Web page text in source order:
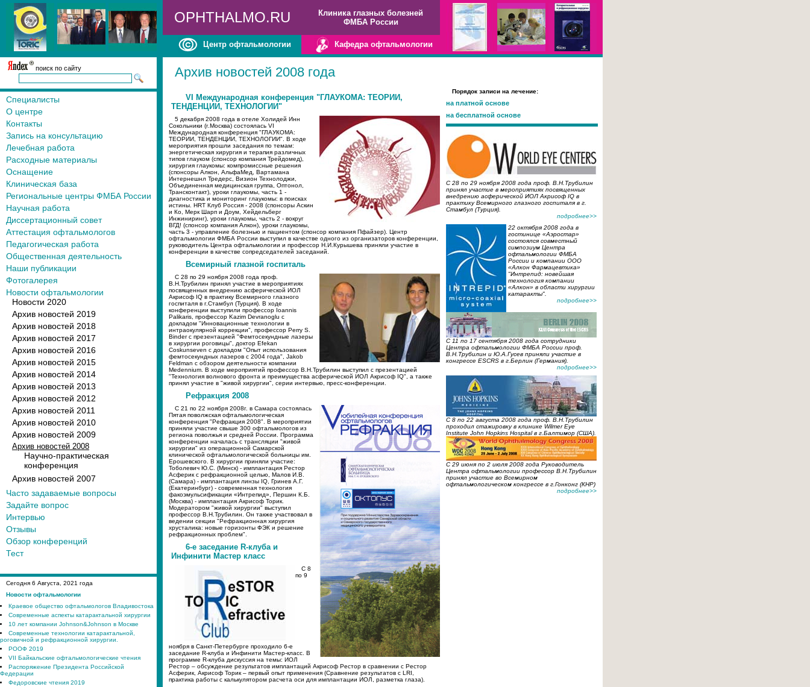
OPHTHALMO.RU
Клиника глазных болезней
ФМБА России
Центр офтальмологии Кафедра офтальмологии
поиск по сайту
Специалисты
О центре
Контакты
Запись на консультацию
Лечебная работа
Расходные материалы
Оснащение
Клиническая база
Региональные центры ФМБА России
Научная работа
Диссертационный совет
Аттестация офтальмологов
Педагогическая работа
Общественная деятельность
Наши публикации
Фотогалерея
Новости офтальмологии
Новости 2020
Архив новостей 2019
Архив новостей 2018
Архив новостей 2017
Архив новостей 2016
Архив новостей 2015
Архив новостей 2014
Архив новостей 2013
Архив новостей 2012
Архив новостей 2011
Архив новостей 2010
Архив новостей 2009
Архив новостей 2008
Научно-практическая
конференция
Архив новостей 2007
Часто задаваемые вопросы
Задайте вопрос
Интервью
Отзывы
Обзор конференций
Тест
Сегодня 6 Августа, 2021 года
Новости офтальмологии
Краевое общество офтальмологов Владивостока
Современные аспекты катарактальной хирургии
10 лет компании Johnson&Johnson в Москве
Современные технологии катарактальной,
роговичной и рефракционной хирургии.
РООФ 2019
VII Байкальские офтальмологические чтения
Распоряжение Президента Российской
Федерации
Федоровские чтения 2019
Архив новостей 2008 года
VI Международная конференция "ГЛАУКОМА: ТЕОРИИ,
ТЕНДЕНЦИИ, ТЕХНОЛОГИИ"
5 декабря 2008 года в отеле Холидей Инн
Сокольники (г.Москва) состоялась VI
Международная конференция "ГЛАУКОМА:
ТЕОРИИ, ТЕНДЕНЦИИ, ТЕХНОЛОГИИ". В ходе
мероприятия прошли заседания по темам:
энергетическая хирургия и терапия различных
типов глауком (спонсор компания Трейдомед),
хирургия глаукомы: компромиссные решения
(спонсоры Алкон, АльфаМед, Вартамана
Интернешнл Тредерс, Визион Технолоджи,
Объединенная медицинская группа, Оптонол,
Трансконтакт), уроки глаукомы, часть 1 -
диагностика и мониторинг глаукомы: в поисках
истины. HRT Клуб Россия - 2008 (спонсоры Аскин
и Ко, Мерк Шарп и Доум, Хейдельберг
Инжиниринг), уроки глаукомы, часть 2 - вокруг
ВГД! (спонсор компания Алкон), уроки глаукомы,
часть 3 - управление болезнью и пациентом (спонсор компания Пфайзер). Центр
офтальмологии ФМБА России выступил в качестве одного из организаторов конференции,
руководитель Центра офтальмологии и профессор Н.И.Курышева приняли участие в
конференции в качестве сопредседателей заседаний.
Всемирный глазной госпиталь
C 28 по 29 ноября 2008 года проф.
В.Н.Трубилин принял участие в мероприятиях
посвященных внедрению асферической ИОЛ
Акрисоф IQ в практику Всемирного глазного
госпиталя в г.Стамбул (Турция). В ходе
конференции выступили профессор Ioannis
Palikaris, профессор Kazim Devranoglu с
докладом "Инновационные технологии в
интраокулярной коррекции", профессор Perry S.
Binder с презентацией "Фемтосекундные лазеры
в хирургии роговицы", доктор Efekan
Coskunseven с докладом "Опыт использования
фемтосекундных лазеров с 2004 года", Jakob
Feldman с обзором деятельности компании
Medennium. В ходе мероприятий профессор В.Н.Трубилин выступил с презентацией
"Технология волнового фронта и преимущества асферической ИОЛ Акрисоф IQ", а также
принял участие в "живой хирургии", серии интервью, пресс-конференции.
Рефракция 2008
С 21 по 22 ноября 2008г. в Самара состоялась
Пятая поволжская офтальмологическая
конференция "Рефракция 2008". В мероприятии
приняли участие свыше 300 офтальмологов из
региона поволжья и средней России. Программа
конференции началась с трансляции "живой
хирургии" из операционной Самарской
клинической офтальмологической больницы им.
Ерошевского. В хирургии приняли участие:
Тоболевич Ю.С. (Минск) - имплантация Рестор
Асферик с рефракционной целью, Малов И.В.
(Самара) - имплантация линзы IQ, Гринев А.Г.
(Екатеринбург) - современная технология
факоэмульсификации «Интрепид», Першин К.Б.
(Москва) - имплантация Акрисоф Торик.
Модератором "живой хирургии" выступил
профессор В.Н.Трубилин. Он также участвовал в
ведении секции "Рефракционная хирургия
хрусталика: новые горизонты ФЭК и решение
рефракционных проблем".
6-е заседание R-клуба и
Инфинити Мастер класс
С 8
по 9
ноября в Санкт-Петербурге проходило 6-е
заседание R-клуба и Инфинити Мастер-класс. В
программе R-клуба дискуссия на темы: ИОЛ
Рестор – обсуждение результатов имплантаций Акрисоф Рестор в сравнении с Рестор
Асферик, Акрисоф Торик – первый опыт применения (Сравнение результатов с LRI,
практика работы с калькулятором расчета оси для имплантации ИОЛ, разметка глаза).
Порядок записи на лечение:
на платной основе
на бесплатной основе
C 28 по 29 ноября 2008 года проф. В.Н.Трубилин
принял участие в мероприятиях посвященных
внедрению асферической ИОЛ Акрисоф IQ в
практику Всемирного глазного госпиталя в г.
Стамбул (Турция).
подробнее>>
22 октября 2008 года в
гостинице «Аэростар»
состоялся совместный
симпозиум Центра
офтальмологии ФМБА
России и компании ООО
«Алкон Фармацевтика»
"Интрепид: новейшая
технология компании
«Алкон» в области хирургии
катаракты".
подробнее>>
C 11 по 17 сентября 2008 года сотрудники
Центра офтальмологии ФМБА России проф.
В.Н.Трубилин и Ю.А.Гусев приняли участие в
конгрессе ESCRS в г.Берлин (Германия).
подробнее>>
C 8 по 22 августа 2008 года проф. В.Н.Трубилин
проходил стажировку в клинике Wilmer Eye
Institute John Hopkins Hospital в г.Балтимор (США).
C 29 июня по 2 июля 2008 года Руководитель
Центра офтальмологии профессор В.Н.Трубилин
принял участие во Всемирном
офтальмологическом конгрессе в г.Гонконг (КНР)
подробнее>>